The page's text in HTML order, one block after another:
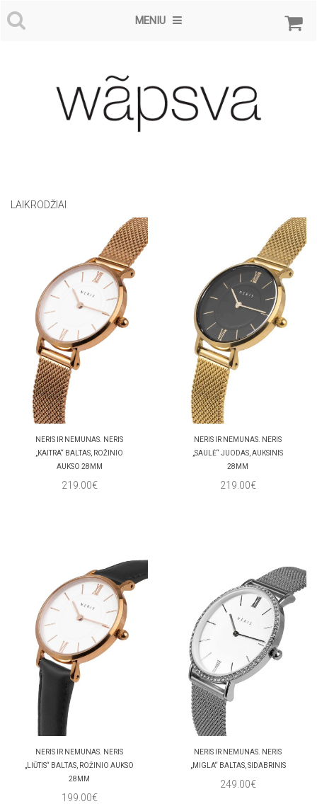
MENIU
LAIKRODŽIAI
NERIS IR NEMUNAS. NERIS
„KAITRA“ BALTAS, ROŽINIO
AUKSO 28MM
219.00€
NERIS IR NEMUNAS. NERIS
„SAULĖ“ JUODAS, AUKSINIS
28MM
219.00€
NERIS IR NEMUNAS. NERIS
„LIŪTIS“ BALTAS, ROŽINIO AUKSO
28MM
199.00€
NERIS IR NEMUNAS. NERIS
„MIGLA“ BALTAS, SIDABRINIS
249.00€